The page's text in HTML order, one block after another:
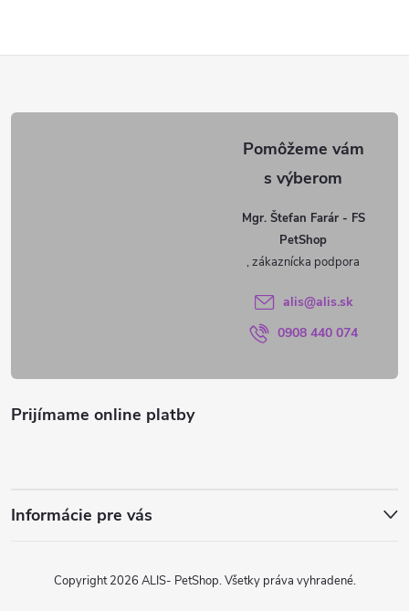
á
Mgr. Štefan Farár - FS
PetShop
alis@alis.sk
0908 440 074
Prijímame online platby
Informácie pre vás
Copyright 2026 ALIS- PetShop. Všetky práva vyhradené.